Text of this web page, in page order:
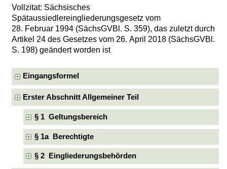
Vollzitat: Sächsisches
Spätaussiedlereingliederungsgesetz vom
28. Februar 1994 (SächsGVBl. S. 359), das zuletzt durch
Artikel 24 des Gesetzes vom 26. April 2018 (SächsGVBl.
S. 198) geändert worden ist
Eingangsformel
Erster Abschnitt Allgemeiner Teil
§ 1 Geltungsbereich
§ 1a Berechtigte
§ 2 Eingliederungsbehörden